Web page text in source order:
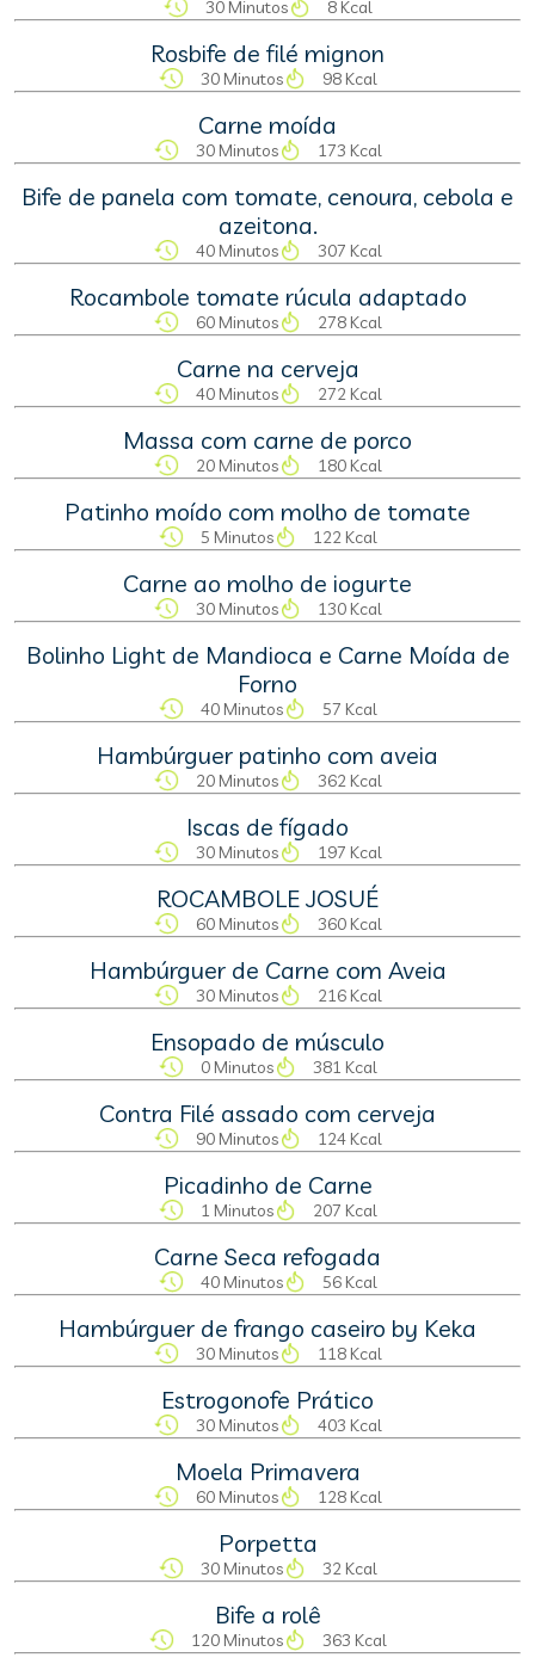
30 Minutos 8 Kcal
Rosbife de filé mignon
30 Minutos 98 Kcal
Carne moída
30 Minutos 173 Kcal
Bife de panela com tomate, cenoura, cebola e
azeitona.
40 Minutos 307 Kcal
Rocambole tomate rúcula adaptado
60 Minutos 278 Kcal
Carne na cerveja
40 Minutos 272 Kcal
Massa com carne de porco
20 Minutos 180 Kcal
Patinho moído com molho de tomate
5 Minutos 122 Kcal
Carne ao molho de iogurte
30 Minutos 130 Kcal
Bolinho Light de Mandioca e Carne Moída de
Forno
40 Minutos 57 Kcal
Hambúrguer patinho com aveia
20 Minutos 362 Kcal
Iscas de fígado
30 Minutos 197 Kcal
ROCAMBOLE JOSUÉ
60 Minutos 360 Kcal
Hambúrguer de Carne com Aveia
30 Minutos 216 Kcal
Ensopado de músculo
0 Minutos 381 Kcal
Contra Filé assado com cerveja
90 Minutos 124 Kcal
Picadinho de Carne
1 Minutos 207 Kcal
Carne Seca refogada
40 Minutos 56 Kcal
Hambúrguer de frango caseiro by Keka
30 Minutos 118 Kcal
Estrogonofe Prático
30 Minutos 403 Kcal
Moela Primavera
60 Minutos 128 Kcal
Porpetta
30 Minutos 32 Kcal
Bife a rolê
120 Minutos 363 Kcal